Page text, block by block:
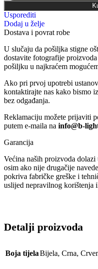
Usporediti
Dodaj u želje
Dostava i povrat robe
U slučaju da pošiljka stigne
dostavite fotografije
pošiljku u najkraćem
Ako pri prvoj upotrebi
kontaktirajte nas kako bismo
bez odgađanja.
Reklamaciju možete prijaviti
putem e-maila na info@b-
Garancija
Većina naših proizvoda
osim ako nije drugačije
pokriva fabričke greške i
uslijed nepravilnog korištenja
Detalji proizvoda
Boja tijelaBijela, Crna,